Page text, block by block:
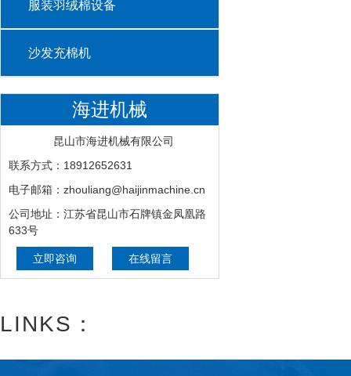
服装羽绒棉设备
沙发充棉机
海进机械
昆山市海进机械有限公司
联系方式：18912652631
电子邮箱：zhouliang@haijinmachine.cn
公司地址：江苏省昆山市石牌镇金凤凰路
633号
立即咨询 在线留言
LINKS：